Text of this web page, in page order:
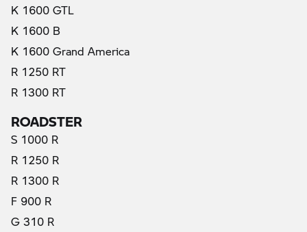
K 1600 GTL
K 1600 B
K 1600 Grand America
R 1250 RT
R 1300 RT
ROADSTER
S 1000 R
R 1250 R
R 1300 R
F 900 R
G 310 R